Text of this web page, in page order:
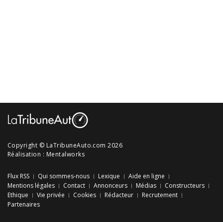
Copyright © LaTribuneAuto.com 2026
Réalisation : Mentalworks
Flux RSS Qui sommes-nous Lexique
Aide en ligne
Mentions légales
Contact Annonceurs Médias
Constructeurs
Ethique
Vie privée Cookies Rédacteur
Recrutement
Partenaires